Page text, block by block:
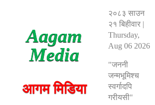
Aagam
Media
आगम मिडिया
२०८३ साउन
२१ बिहीवार|
Thursday,
Aug 06 2026
"जननी
जन्मभूमिश्च
स्वर्गादपि
गरीयसी"